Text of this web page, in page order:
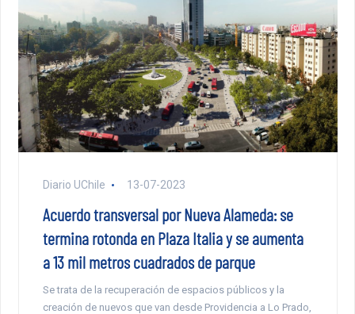
Diario UChile 13-07-2023
Acuerdo transversal por Nueva Alameda: se
termina rotonda en Plaza Italia y se aumenta
a 13 mil metros cuadrados de parque
Se trata de la recuperación de espacios públicos y la
creación de nuevos que van desde Providencia a Lo Prado,